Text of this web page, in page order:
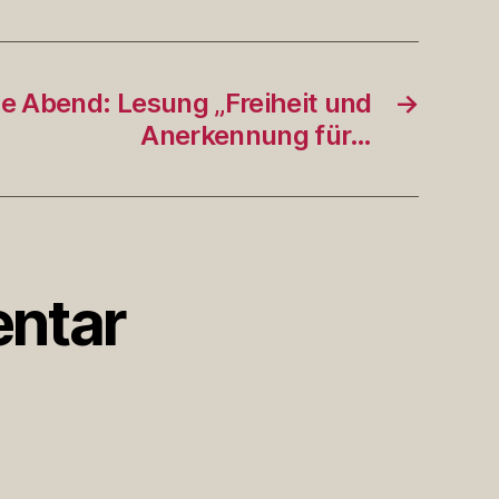
→
Abend: Lesung „Freiheit und
Anerkennung für…